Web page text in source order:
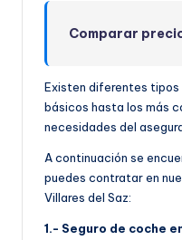
Comparar
Existen diferentes tipos
básicos hasta los más
necesidades del
A continuación se
puedes contratar en
Villares del Saz:
1.- Seguro de coche